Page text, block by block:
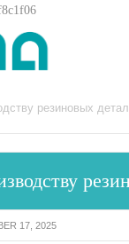
резиновых
17, 2025